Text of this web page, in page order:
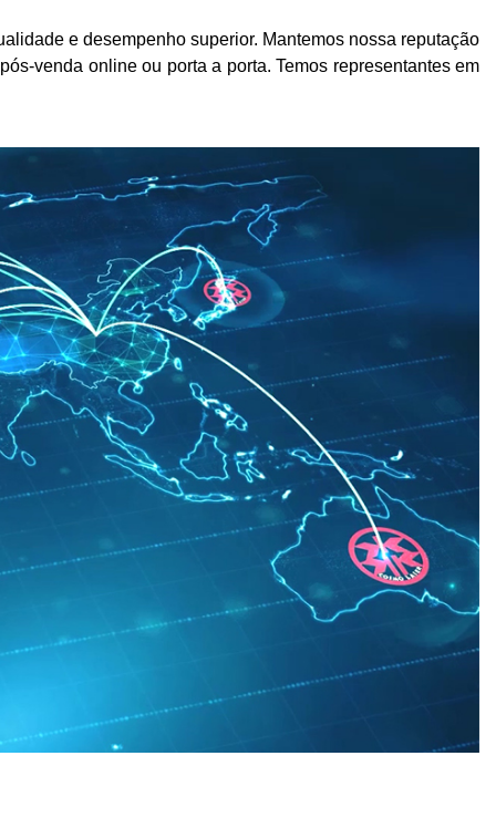
e desempenho superior. Mantemos nossa reputação
venda online ou porta a porta. Temos representantes em